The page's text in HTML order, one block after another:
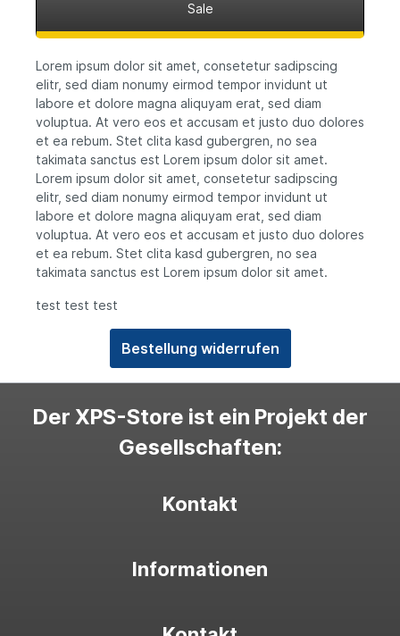
Sale
Lorem ipsum dolor sit amet, consetetur sadipscing
elitr, sed diam nonumy eirmod tempor invidunt ut
labore et dolore magna aliquyam erat, sed diam
voluptua. At vero eos et accusam et justo duo dolores
et ea rebum. Stet clita kasd gubergren, no sea
takimata sanctus est Lorem ipsum dolor sit amet.
Lorem ipsum dolor sit amet, consetetur sadipscing
elitr, sed diam nonumy eirmod tempor invidunt ut
labore et dolore magna aliquyam erat, sed diam
voluptua. At vero eos et accusam et justo duo dolores
et ea rebum. Stet clita kasd gubergren, no sea
takimata sanctus est Lorem ipsum dolor sit amet.
test test test
Bestellung widerrufen
Der XPS-Store ist ein Projekt der
Gesellschaften:
Kontakt
Informationen